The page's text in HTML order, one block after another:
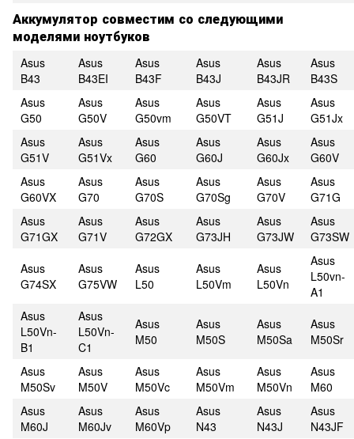
Аккумулятор совместим со следующими
моделями ноутбуков
Asus
B43
Asus
B43EI
Asus
B43F
Asus
B43J
Asus
B43JR
Asus
B43S
Asus
G50
Asus
G50V
Asus
G50vm
Asus
G50VT
Asus
G51J
Asus
G51Jx
Asus
G51V
Asus
G51Vx
Asus
G60
Asus
G60J
Asus
G60Jx
Asus
G60V
Asus
G60VX
Asus
G70
Asus
G70S
Asus
G70Sg
Asus
G70V
Asus
G71G
Asus
G71GX
Asus
G71V
Asus
G72GX
Asus
G73JH
Asus
G73JW
Asus
G73SW
Asus
G74SX
Asus
G75VW
Asus
L50
Asus
L50Vm
Asus
L50Vn
Asus
L50vn-
A1
Asus
L50Vn-
B1
Asus
L50Vn-
C1
Asus
M50
Asus
M50S
Asus
M50Sa
Asus
M50Sr
Asus
M50Sv
Asus
M50V
Asus
M50Vc
Asus
M50Vm
Asus
M50Vn
Asus
M60
Asus
M60J
Asus
M60Jv
Asus
M60Vp
Asus
N43
Asus
N43J
Asus
N43JF